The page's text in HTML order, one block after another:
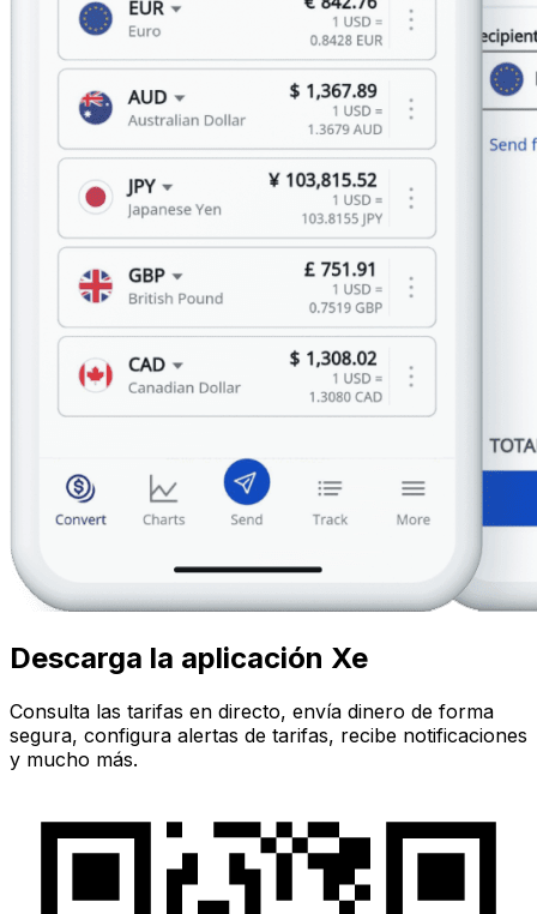
Descarga la aplicación Xe
Consulta las tarifas en directo, envía dinero de forma
segura, configura alertas de tarifas, recibe notificaciones
y mucho más.